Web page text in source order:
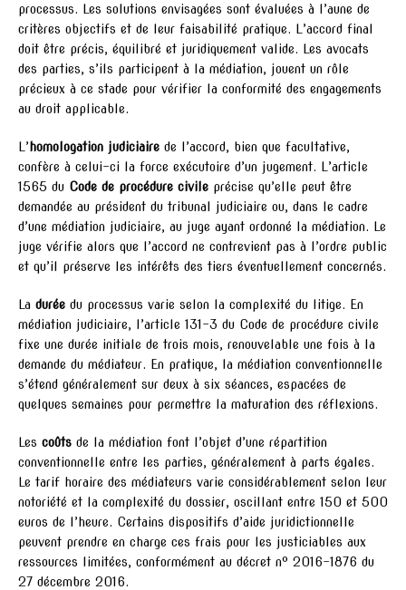
processus. Les solutions envisagées sont évaluées à l’aune de
critères objectifs et de leur faisabilité pratique. L’accord final
doit être précis, équilibré et juridiquement valide. Les avocats
des parties, s’ils participent à la médiation, jouent un rôle
précieux à ce stade pour vérifier la conformité des engagements
au droit applicable.
L’ homologation judiciaire de l’accord, bien que facultative,
confère à celui-ci la force exécutoire d’un jugement. L’article
1565 du Code de procédure civile précise qu’elle peut être
demandée au président du tribunal judiciaire ou, dans le cadre
d’une médiation judiciaire, au juge ayant ordonné la médiation. Le
juge vérifie alors que l’accord ne contrevient pas à l’ordre public
et qu’il préserve les intérêts des tiers éventuellement concernés.
La durée du processus varie selon la complexité du litige. En
médiation judiciaire, l’article 131-3 du Code de procédure civile
fixe une durée initiale de trois mois, renouvelable une fois à la
demande du médiateur. En pratique, la médiation conventionnelle
s’étend généralement sur deux à six séances, espacées de
quelques semaines pour permettre la maturation des réflexions.
Les coûts de la médiation font l’objet d’une répartition
conventionnelle entre les parties, généralement à parts égales.
Le tarif horaire des médiateurs varie considérablement selon leur
notoriété et la complexité du dossier, oscillant entre 150 et 500
euros de l’heure. Certains dispositifs d’aide juridictionnelle
peuvent prendre en charge ces frais pour les justiciables aux
ressources limitées, conformément au décret n° 2016-1876 du
27 décembre 2016.